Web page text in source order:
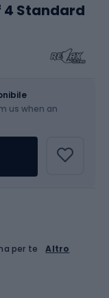
4 Standard
us when an
per te
Altro